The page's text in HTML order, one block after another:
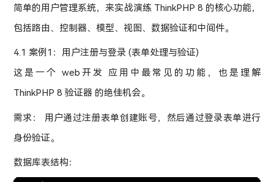
简单的用户管理系统，来实战演练 ThinkPHP 8 的核心功能，
包括路由、控制器、模型、视图、数据验证和中间件。
4.1 案例1：用户注册与登录 (表单处理与验证)
这是一个 web开发 应用中最常见的功能，也是理解
ThinkPHP 8 验证器 的绝佳机会。
需求： 用户通过注册表单创建账号，然后通过登录表单进行
身份验证。
数据库表结构：